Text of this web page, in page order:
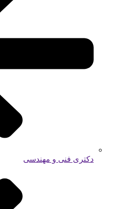
دکتری فنی و مهندسی